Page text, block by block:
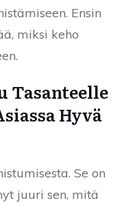
Ensin
miksi keho
Tasanteelle
Hyvä
Se on
juuri sen, mitä